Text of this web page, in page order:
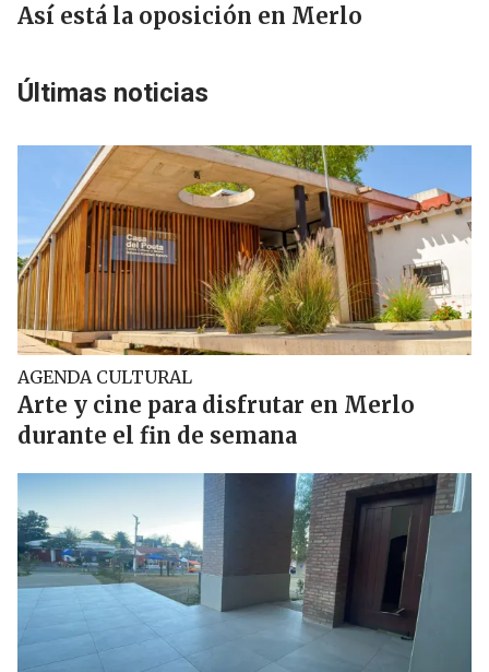
Así está la oposición en Merlo
Últimas noticias
AGENDA CULTURAL
Arte y cine para disfrutar en Merlo
durante el fin de semana